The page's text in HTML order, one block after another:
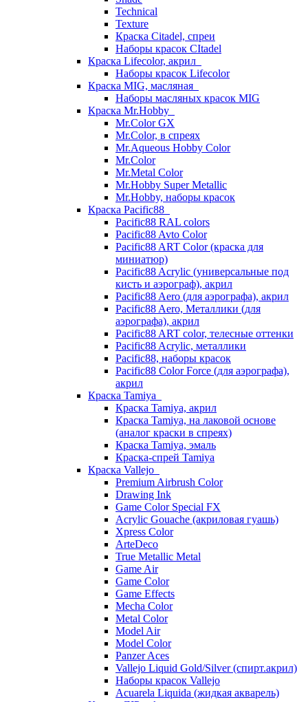
Technical
Texture
Краска Citadel, спреи
Наборы красок CItadel
Краска Lifecolor, акрил
Наборы красок Lifecolor
Краска MIG, масляная
Наборы масляных красок MIG
Краска Mr.Hobby
Mr.Color GX
Mr.Color, в спреях
Mr.Aqueous Hobby Color
Mr.Color
Mr.Metal Color
Mr.Hobby Super Metallic
Mr.Hobby, наборы красок
Краска Pacific88
Pacific88 RAL colors
Pacific88 Avto Color
Pacific88 ART Color (краска для
миниатюр)
Pacific88 Acrylic (универсальные под
кисть и аэрограф), акрил
Pacific88 Aero (для аэрографа), акрил
Pacific88 Aero, Металлики (для
аэрографа), акрил
Pacific88 ART color, телесные оттенки
Pacific88 Acrylic, металлики
Pacific88, наборы красок
Pacific88 Color Force (для аэрографа),
акрил
Краска Tamiya
Краска Tamiya, акрил
Краска Tamiya, на лаковой основе
(аналог краски в спреях)
Краска Tamiya, эмаль
Краска-спрей Tamiya
Краска Vallejo
Premium Airbrush Color
Drawing Ink
Game Color Special FX
Acrylic Gouache (акриловая гуашь)
Xpress Color
ArteDeco
True Metallic Metal
Game Air
Game Color
Game Effects
Mecha Color
Metal Color
Model Air
Model Color
Panzer Aces
Vallejo Liquid Gold/Silver (спирт.акрил)
Наборы красок Vallejo
Acuarela Liquida (жидкая акварель)